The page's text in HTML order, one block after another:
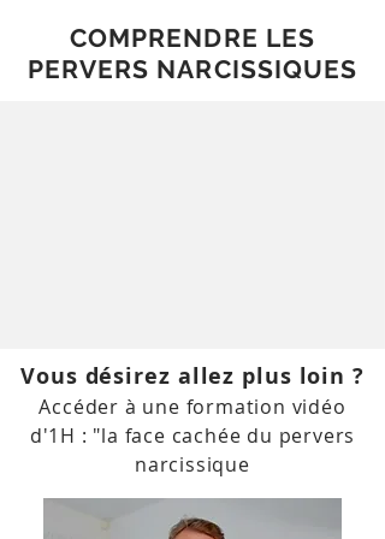
COMPRENDRE LES
PERVERS NARCISSIQUES
Vous désirez allez plus loin ?
Accéder à une formation vidéo
d'1H : "la face cachée du pervers
narcissique